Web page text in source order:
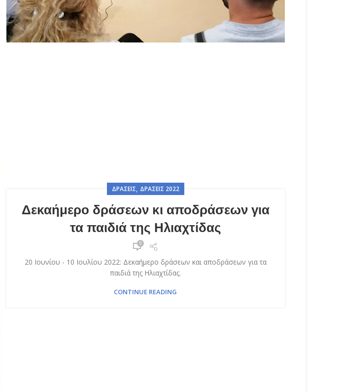
ΔΡΆΣΕΙΣ, ΔΡΆΣΕΙΣ 2022
Δεκαήμερο δράσεων κι αποδράσεων για
τα παιδιά της Ηλιαχτίδας
0
20 Ιουνίου - 10 Ιουλίου 2022: Δεκαήμερο δράσεων και αποδράσεων για τα
παιδιά της Ηλιαχτίδας.
CONTINUE READING